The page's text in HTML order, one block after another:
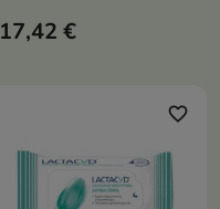
17,42 €
favorite_border